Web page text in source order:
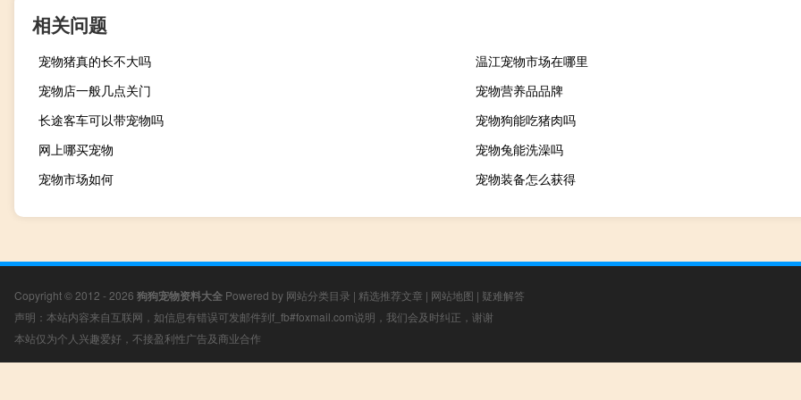
相关问题
宠物猪真的长不大吗
温江宠物市场在哪里
宠物店一般几点关门
宠物营养品品牌
长途客车可以带宠物吗
宠物狗能吃猪肉吗
网上哪买宠物
宠物兔能洗澡吗
宠物市场如何
宠物装备怎么获得
Copyright © 2012 - 2026 狗狗宠物资料大全 Powered by 网站分类目录 | 精选推荐文章 | 网站地图 | 疑难解答
声明：本站内容来自互联网，如信息有错误可发邮件到f_fb#foxmail.com说明，我们会及时纠正，谢谢
本站仅为个人兴趣爱好，不接盈利性广告及商业合作